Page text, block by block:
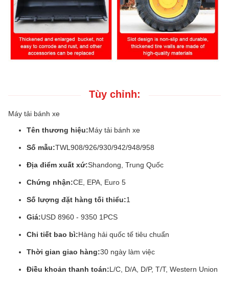
Tùy chỉnh:
Máy tải bánh xe
Tên thương hiệu:Máy tải bánh xe
Số mẫu:TWL908/926/930/942/948/958
Địa điểm xuất xứ:Shandong, Trung Quốc
Chứng nhận:CE, EPA, Euro 5
Số lượng đặt hàng tối thiểu:1
Giá:USD 8960 - 9350 1PCS
Chi tiết bao bì:Hàng hải quốc tế tiêu chuẩn
Thời gian giao hàng:30 ngày làm việc
Điều khoản thanh toán:L/C, D/A, D/P, T/T, Western Union